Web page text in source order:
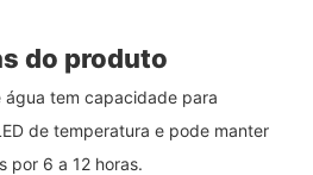
do produto
tem capacidade para
de temperatura e pode manter
por 6 a 12 horas.